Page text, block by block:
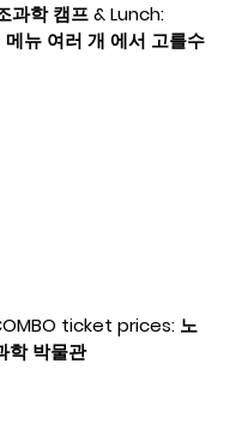
과학 캠프 & Lunch:
뉴 여러 개 에서 고를수
ticket prices: 노
학 박물관